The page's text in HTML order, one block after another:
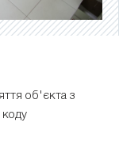
об'єкта з